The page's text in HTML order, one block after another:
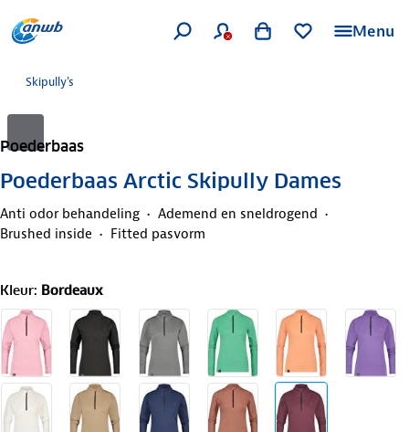
Menu
Skipully's
Poederbaas
Poederbaas Arctic Skipully Dames
Anti odor behandeling
Ademend en sneldrogend
Brushed inside
Fitted pasvorm
Kleur: Bordeaux